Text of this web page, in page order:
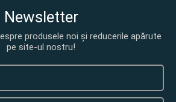
Newsletter
produsele noi și reducerile apărute
pe site-ul nostru!